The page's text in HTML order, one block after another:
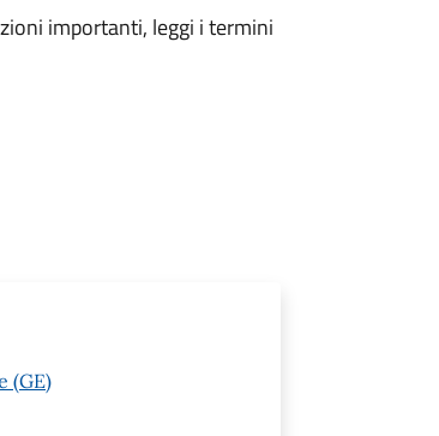
importanti, leggi i termini
(GE)